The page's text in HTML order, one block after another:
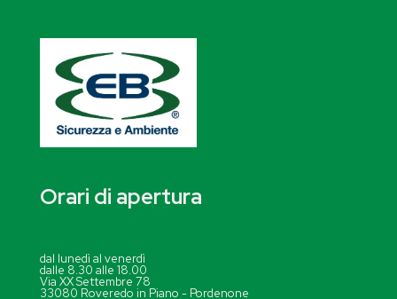
Orari di apertura
dal lunedì al venerdì
dalle 8.30 alle 18.00
Via XX Settembre 78
33080 Roveredo in Piano - Pordenone